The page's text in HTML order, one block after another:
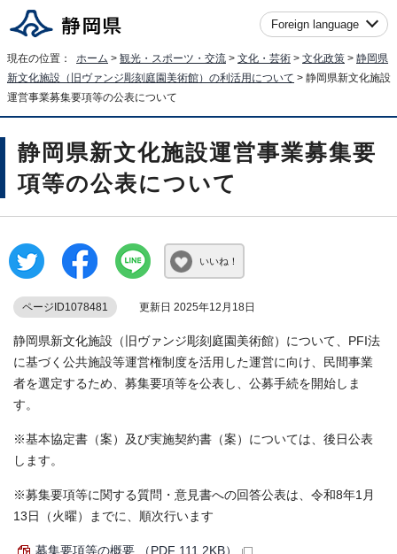
Foreign language
現在の位置： ホーム > 観光・スポーツ・交流 > 文化・芸術 > 文化政策 > 静岡県
新文化施設（旧ヴァンジ彫刻庭園美術館）の利活用について > 静岡県新文化施設
運営事業募集要項等の公表について
静岡県新文化施設運営事業募集要
項等の公表について
いいね！
ページID1078481 更新日 2025年12月18日
静岡県新文化施設（旧ヴァンジ彫刻庭園美術館）について、PFI法
に基づく公共施設等運営権制度を活用した運営に向け、民間事業
者を選定するため、募集要項等を公表し、公募手続を開始しま
す。
※基本協定書（案）及び実施契約書（案）については、後日公表
します。
※募集要項等に関する質問・意見書への回答公表は、令和8年1月
13日（火曜）までに、順次行います
募集要項等の概要 （PDF 111.2KB）